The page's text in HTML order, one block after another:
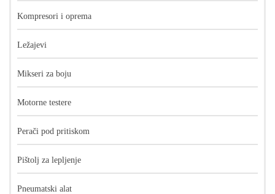
Kompresori i oprema
Ležajevi
Mikseri za boju
Motorne testere
Perači pod pritiskom
Pištolj za lepljenje
Pneumatski alat